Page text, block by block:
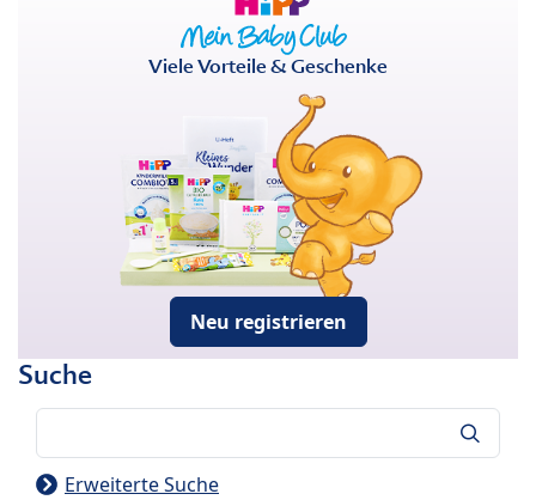
Viele Vorteile & Geschenke
Neu registrieren
Suche
Erweiterte Suche